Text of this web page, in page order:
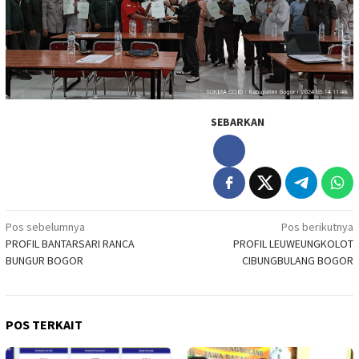
SEBARKAN
Navigasi
pos
Pos sebelumnya
PROFIL BANTARSARI RANCA
BUNGUR BOGOR
Pos berikutnya
PROFIL LEUWEUNGKOLOT
CIBUNGBULANG BOGOR
POS TERKAIT